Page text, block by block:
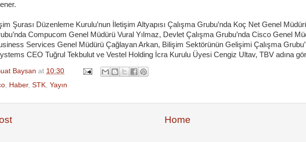
Şurası Düzenleme Kurulu’nun İletişim Altyapısı Çalışma Grubu’nda Koç Net Genel
Compucom Genel Müdürü Vural Yılmaz, Devlet Çalışma Grubu’nda Cisco Genel
Services Genel Müdürü Çağlayan Arkan, Bilişim Sektörünün Gelişimi Çalışma
CEO Tuğrul Tekbulut ve Vestel Holding İcra Kurulu Üyesi Cengiz Ultav, TBV adına
Baysan at 10:30
Haber, STK Yayın
Home